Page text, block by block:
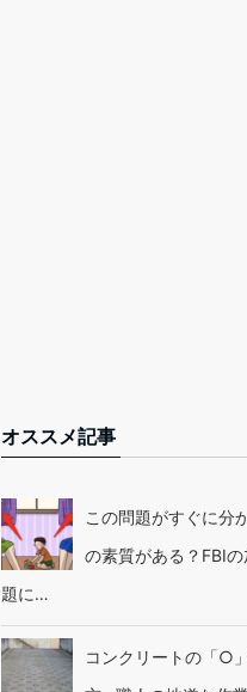
オススメ記事
この問題がすぐに分
の素質がある？FBI
題に…
コンクリートの「○